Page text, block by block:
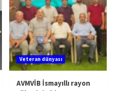
Veteran dünyası
AVMVİB İsmayıllı rayon